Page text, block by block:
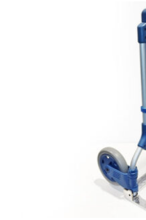
Sackkarre